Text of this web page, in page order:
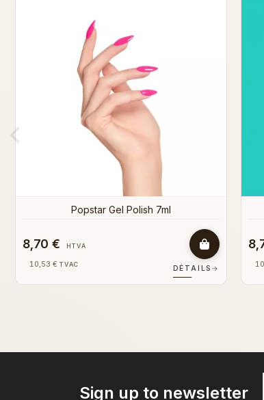
8,70 € HTVA
10,53 € TVAC DÉTAILS →
Sign up to newsletter